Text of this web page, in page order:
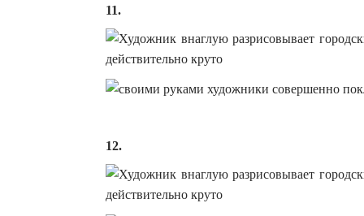
11.
12.